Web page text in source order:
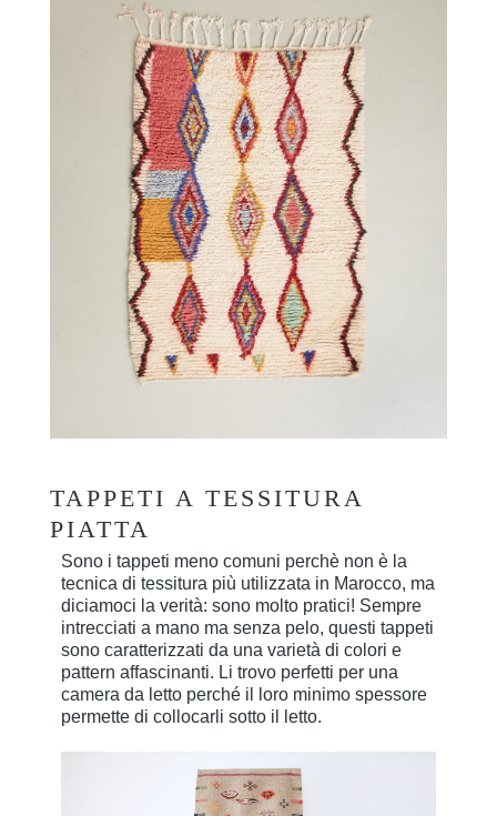
TAPPETI A TESSITURA
PIATTA
Sono i tappeti meno comuni perchè non è la
tecnica di tessitura più utilizzata in Marocco, ma
diciamoci la verità: sono molto pratici! Sempre
intrecciati a mano ma senza pelo, questi tappeti
sono caratterizzati da una varietà di colori e
pattern affascinanti. Li trovo perfetti per una
camera da letto perché il loro minimo spessore
permette di collocarli sotto il letto.